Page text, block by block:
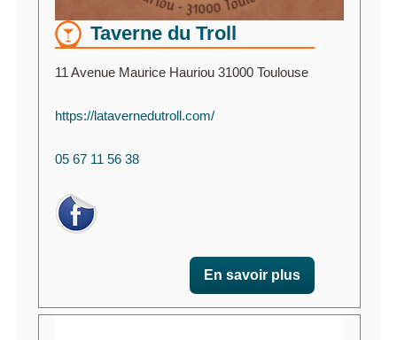
Taverne du Troll
11 Avenue Maurice Hauriou 31000 Toulouse
https://latavernedutroll.com/
05 67 11 56 38
En savoir plus